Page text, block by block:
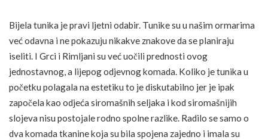
Bijela tunika je pravi ljetni odabir. Tunike su u našim ormarima
već odavna i ne pokazuju nikakve znakove da se planiraju
iseliti. I Grci i Rimljani su već uočili prednosti ovog
jednostavnog, a lijepog odjevnog komada. Koliko je tunika u
početku polagala na estetiku to je diskutabilno jer je ipak
započela kao odjeća siromašnih seljaka i kod siromašnijih
slojeva nisu postojale rodno spolne razlike. Radilo se samo o
dva komada tkanine koja su bila spojena zajedno i imala su